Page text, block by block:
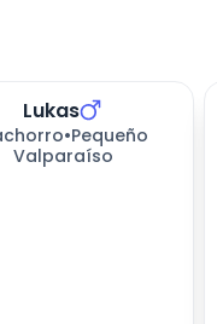
Lukas
•Pequeño
Valparaíso